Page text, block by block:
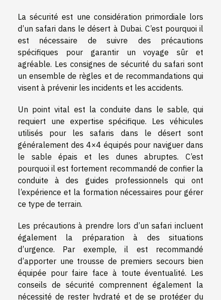
La sécurité est une considération primordiale lors
d’un safari dans le désert à Dubai. C’est pourquoi il
est nécessaire de suivre des précautions
spécifiques pour garantir un voyage sûr et
agréable. Les consignes de sécurité du safari sont
un ensemble de règles et de recommandations qui
visent à prévenir les incidents et les accidents.
Un point vital est la conduite dans le sable, qui
requiert une expertise spécifique. Les véhicules
utilisés pour les safaris dans le désert sont
généralement des 4×4 équipés pour naviguer dans
le sable épais et les dunes abruptes. C’est
pourquoi il est fortement recommandé de confier la
conduite à des guides professionnels qui ont
l’expérience et la formation nécessaires pour gérer
ce type de terrain.
Les précautions à prendre lors d’un safari incluent
également la préparation à des situations
d’urgence. Par exemple, il est recommandé
d’apporter une trousse de premiers secours bien
équipée pour faire face à toute éventualité. Les
conseils de sécurité comprennent également la
nécessité de rester hydraté et de se protéger du